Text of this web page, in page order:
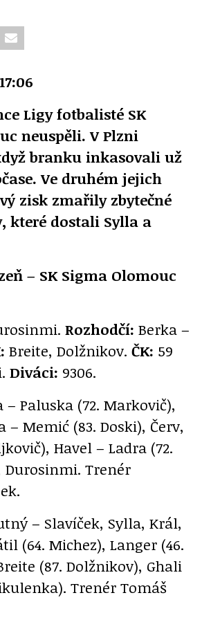
Ligy fotbalisté SK
neuspěli. V Plzni
branku inkasovali už
Ve druhém jejich
zisk zmařily zbytečné
které dostali Sylla a
– SK Sigma Olomouc
Rozhodčí: Berka –
Breite, Dolžnikov. ČK: 59
Diváci: 9306.
– Paluska (72. Markovič),
– Memić (83. Doski), Červ,
Havel – Ladra (72.
Durosinmi. Trenér
– Slavíček, Sylla, Král,
(64. Michez), Langer (46.
(87. Dolžnikov), Ghali
Trenér Tomáš